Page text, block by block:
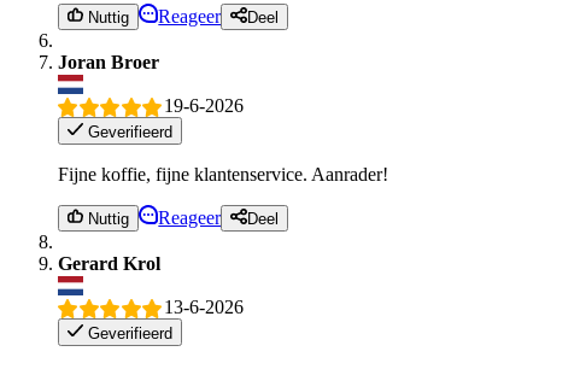
Nuttig Reageer Deel
Joran Broer
19-6-2026
Geverifieerd
Fijne koffie, fijne klantenservice. Aanrader!
Nuttig Reageer Deel
Gerard Krol
13-6-2026
Geverifieerd